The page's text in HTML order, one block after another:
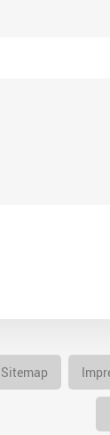
Sitemap